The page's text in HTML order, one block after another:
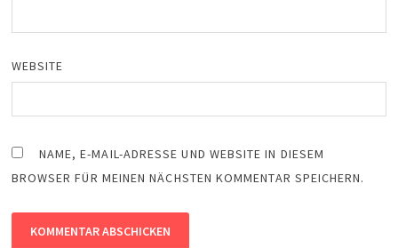
WEBSITE
NAME, E-MAIL-ADRESSE UND WEBSITE IN DIESEM
BROWSER FÜR MEINEN NÄCHSTEN KOMMENTAR SPEICHERN.